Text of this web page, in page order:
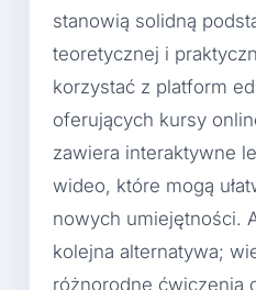
stanowią solidną
teoretycznej i
korzystać z platform
oferujących kursy
zawiera interaktywne
wideo, które mogą
nowych umiejętności.
kolejna alternatywa;
różnorodne ćwiczenia